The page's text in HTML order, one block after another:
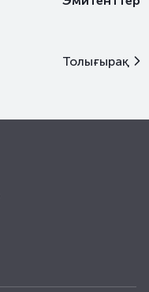
Толығырақ